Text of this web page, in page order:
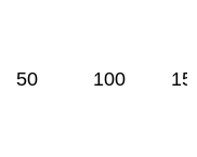
50 100